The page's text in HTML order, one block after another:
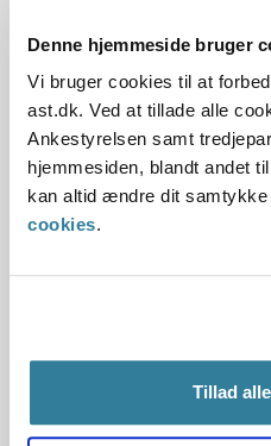
Denne hjemmeside bruger
Vi bruger cookies til at
ast.dk. Ved at tillade alle
Ankestyrelsen samt
hjemmesiden, blandt andet
kan altid ændre dit samtykke
cookies.
Tillad
et særgebyr for afhentning af
fem meter fra fortorv eller
Statsforvaltningen
særgebyr ikke var i strid med
Samtykke til salg
Erhvervsbyggeri
Københavns Kommune
kommuneplanen var udlagt